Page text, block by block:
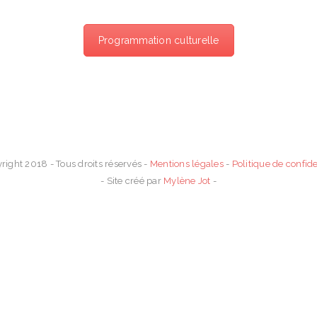
Programmation culturelle
connecté ! Contactez-nous
2018 - Tous droits réservés - Mentions légales- Politique de
- Site créé par Mylène Jot -